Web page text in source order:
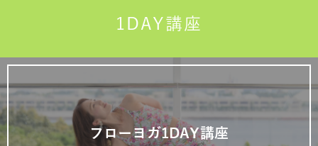
1DAY講座
フローヨガ1DAY講座